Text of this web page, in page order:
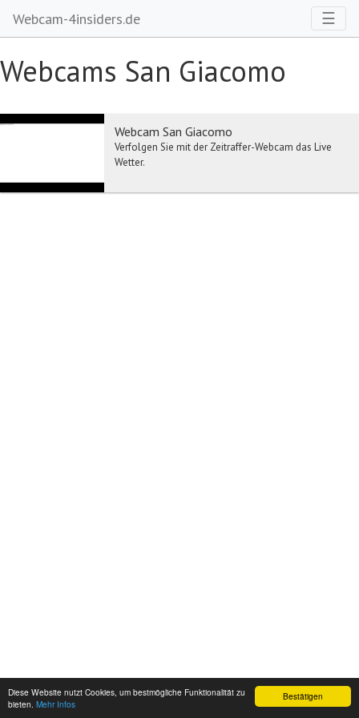
Bestätigen
Diese Website nutzt Cookies, um bestmögliche Funktionalität zu
bieten. Mehr Infos
Webcam-4insiders.de ☰
Webcams San Giacomo
Webcam San Giacomo
Verfolgen Sie mit der Zeitraffer-Webcam das Live
Wetter.